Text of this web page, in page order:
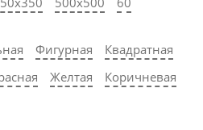
Фигурная Квадратная
Желтая
Коричневая